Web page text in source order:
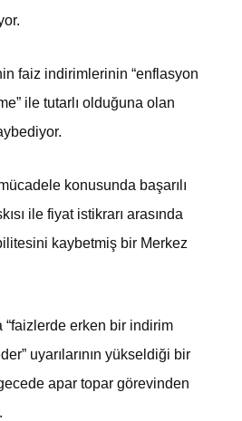
faiz indirimlerinin “enflasyon
ile tutarlı olduğuna olan
konusunda başarılı
ile fiyat istikrarı arasında
kaybetmiş bir Merkez
“faizlerde erken bir indirim
uyarılarının yükseldiği bir
apar topar görevinden